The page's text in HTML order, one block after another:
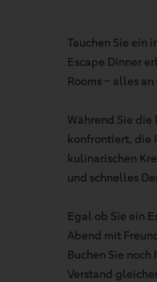
Tauchen Sie ein
Escape Dinner
Rooms – alles
Während Sie
konfrontiert, die
kulinarischen
und schnelles
Egal ob Sie ein
Abend mit
Buchen Sie
Verstand